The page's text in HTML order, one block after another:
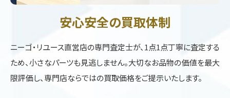
安心安全の買取体制
ニーゴ・リユース直営店の専門査定士が、1点1点丁寧に査定する
ため、小さなパーツも見逃しません。大切なお品物の価値を最大
限評価し、専門店ならではの買取価格をご提示いたします。